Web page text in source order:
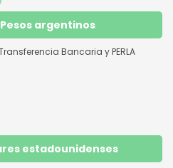
argentinos
Bancaria yPERLA
estadounidenses